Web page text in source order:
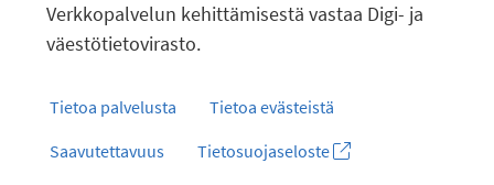
Verkkopalvelun kehittämisestä vastaa Digi- ja
väestötietovirasto.
Tietoa palvelusta
Tietoa evästeistä
Saavutettavuus
Tietosuojaseloste